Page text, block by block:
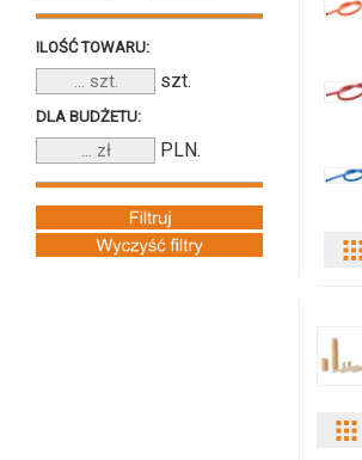
ILOŚĆ TOWARU:
szt.
DLA BUDŻETU:
PLN.